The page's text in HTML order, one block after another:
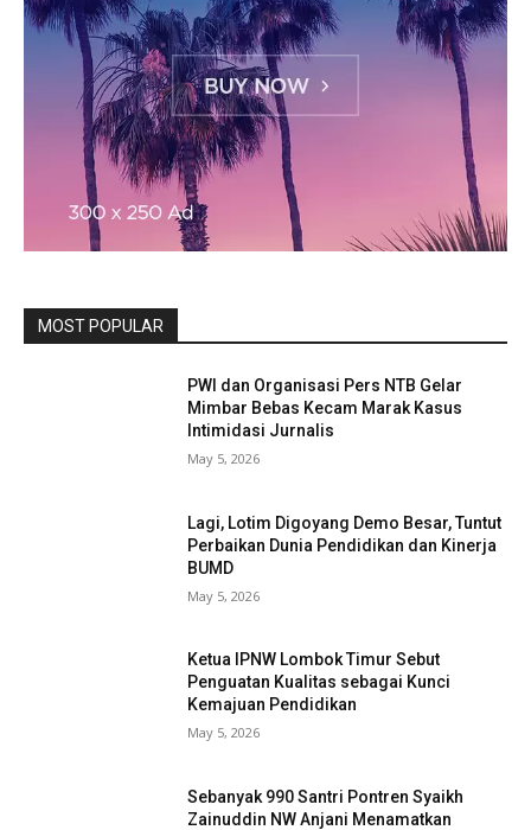
MOST POPULAR
PWI dan Organisasi Pers NTB Gelar
Mimbar Bebas Kecam Marak Kasus
Intimidasi Jurnalis
May 5, 2026
Lagi, Lotim Digoyang Demo Besar, Tuntut
Perbaikan Dunia Pendidikan dan Kinerja
BUMD
May 5, 2026
Ketua IPNW Lombok Timur Sebut
Penguatan Kualitas sebagai Kunci
Kemajuan Pendidikan
May 5, 2026
Sebanyak 990 Santri Pontren Syaikh
Zainuddin NW Anjani Menamatkan